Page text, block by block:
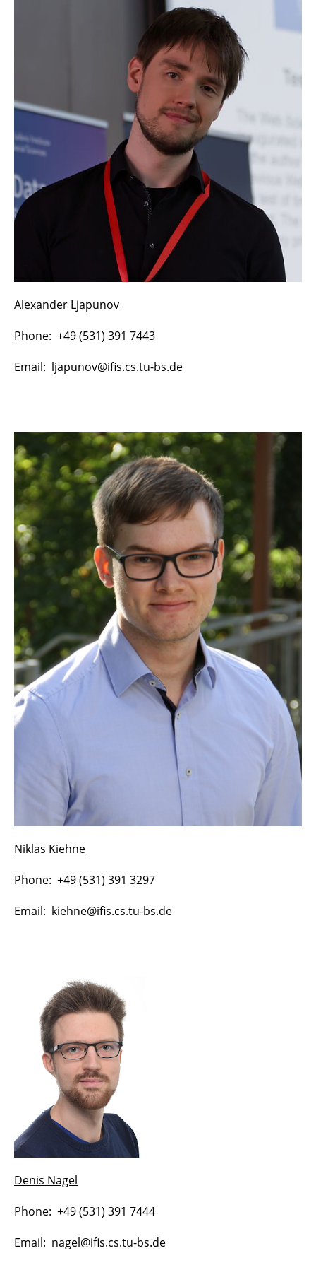
Alexander Ljapunov
Phone: +49 (531) 391 7443
Email: ljapunov@ifis.cs.tu-bs.de
Niklas Kiehne
Phone: +49 (531) 391 3297
Email: kiehne@ifis.cs.tu-bs.de
Denis Nagel
Phone: +49 (531) 391 7444
Email: nagel@ifis.cs.tu-bs.de